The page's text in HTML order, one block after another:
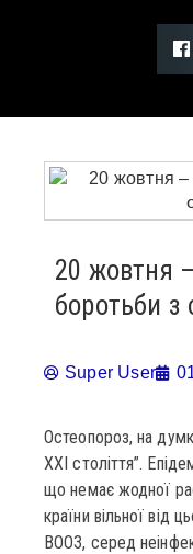
20 жовтня
боротьби з
Super User
Остеопороз, на
XXI століття”.
що немає жодної
країни вільної від
ВООЗ, серед